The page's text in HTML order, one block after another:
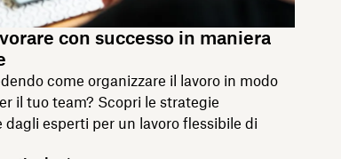
con successo in maniera
come organizzare il lavoro in modo
il tuo team? Scopri le strategie
esperti per un lavoro flessibile di